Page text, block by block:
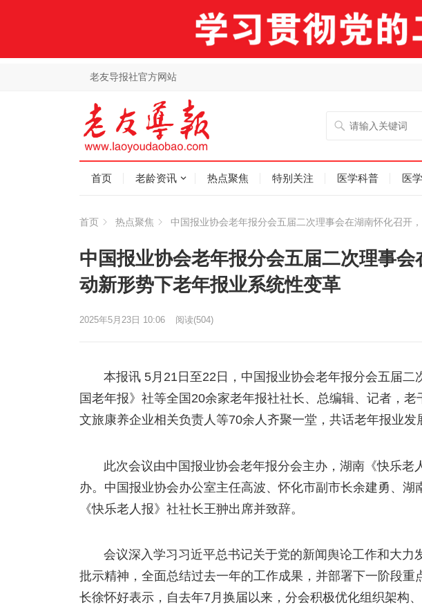
老友导报社官方网站
首页 老龄资讯 热点聚焦 特别关注 医学科普 医
首页 热点聚焦 中国报业协会老年报分会五届二次理事会在湖南怀化召开
中国报业协会老年报分会五届二次理事
动新形势下老年报业系统性变革
2025年5月23日 10:06 阅读(504)
本报讯 5月21日至22日，中国报业协会老年报分会五届二
国老年报》社等全国20余家老年报社社长、总编辑、记者，
文旅康养企业相关负责人等70余人齐聚一堂，共话老年报业发
此次会议由中国报业协会老年报分会主办，湖南《快乐老
办。中国报业协会办公室主任高波、怀化市副市长余建勇、
《快乐老人报》社社长王翀出席并致辞。
会议深入学习习近平总书记关于党的新闻舆论工作和大力
批示精神，全面总结过去一年的工作成果，并部署下一阶段重
长徐怀好表示，自去年7月换届以来，分会积极优化组织架构